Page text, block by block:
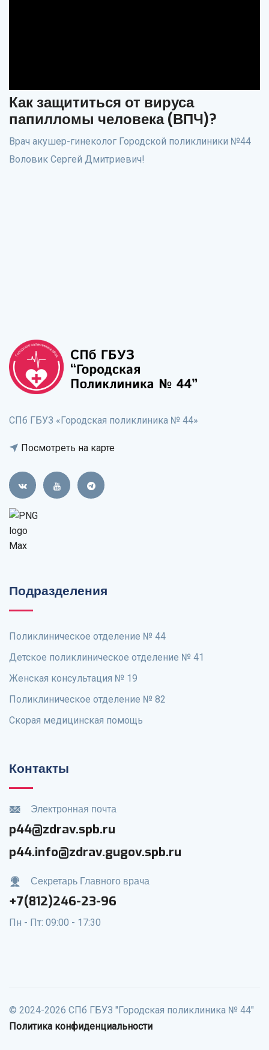
Как защититься от вируса
папилломы человека (ВПЧ)?
Врач акушер-гинеколог Городской поликлиники №44
Воловик Сергей Дмитриевич!
СПб ГБУЗ «Городская поликлиника № 44»
Посмотреть на карте
Подразделения
Поликлиническое отделение № 44
Детское поликлиническое отделение № 41
Женская консультация № 19
Поликлиническое отделение № 82
Скорая медицинская помощь
Контакты
Электронная почта
p44@zdrav.spb.ru
p44.info@zdrav.gugov.spb.ru
Секретарь Главного врача
+7(812)246-23-96
Пн - Пт: 09:00 - 17:30
© 2024-2026 СПб ГБУЗ "Городская поликлиника № 44"
Политика конфиденциальности